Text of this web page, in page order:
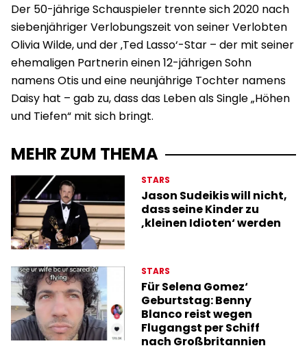
Der 50-jährige Schauspieler trennte sich 2020 nach
siebenjähriger Verlobungszeit von seiner Verlobten
Olivia Wilde, und der ‚Ted Lasso‘-Star – der mit seiner
ehemaligen Partnerin einen 12-jährigen Sohn
namens Otis und eine neunjährige Tochter namens
Daisy hat – gab zu, dass das Leben als Single „Höhen
und Tiefen“ mit sich bringt.
MEHR ZUM THEMA
STARS
Jason Sudeikis will nicht,
dass seine Kinder zu
‚kleinen Idioten‘ werden
STARS
Für Selena Gomez‘
Geburtstag: Benny
Blanco reist wegen
Flugangst per Schiff
nach Großbritannien